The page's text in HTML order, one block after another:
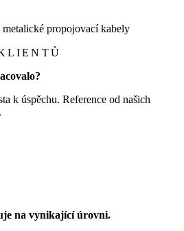
propojovací kabely
k úspěchu. Reference od našich
na vynikající úrovni.